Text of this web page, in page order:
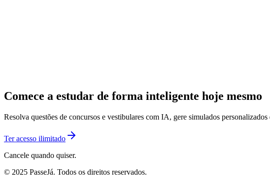
Comece a estudar de forma inteligente hoje mesmo
Resolva questões de concursos e vestibulares com IA, gere simulados
Ter acesso ilimitado
Cancele quando quiser.
© 2025 PasseJá. Todos os direitos reservados.